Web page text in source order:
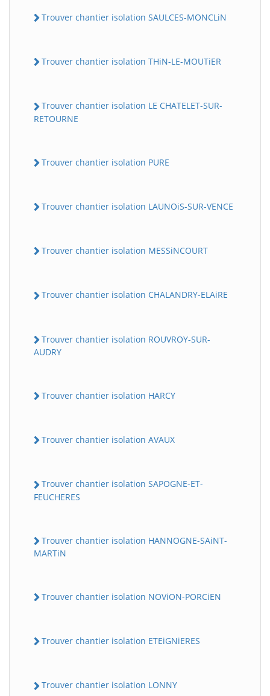
Trouver chantier isolation SAULCES-MONCLiN
Trouver chantier isolation THiN-LE-MOUTiER
Trouver chantier isolation LE CHATELET-SUR-
RETOURNE
Trouver chantier isolation PURE
Trouver chantier isolation LAUNOiS-SUR-VENCE
Trouver chantier isolation MESSiNCOURT
Trouver chantier isolation CHALANDRY-ELAiRE
Trouver chantier isolation ROUVROY-SUR-
AUDRY
Trouver chantier isolation HARCY
Trouver chantier isolation AVAUX
Trouver chantier isolation SAPOGNE-ET-
FEUCHERES
Trouver chantier isolation HANNOGNE-SAiNT-
MARTiN
Trouver chantier isolation NOViON-PORCiEN
Trouver chantier isolation ETEiGNiERES
Trouver chantier isolation LONNY
BatiWebPro